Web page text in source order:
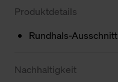
Produktdetails
Rundhals-Ausschnitt
Nachhaltigkeit